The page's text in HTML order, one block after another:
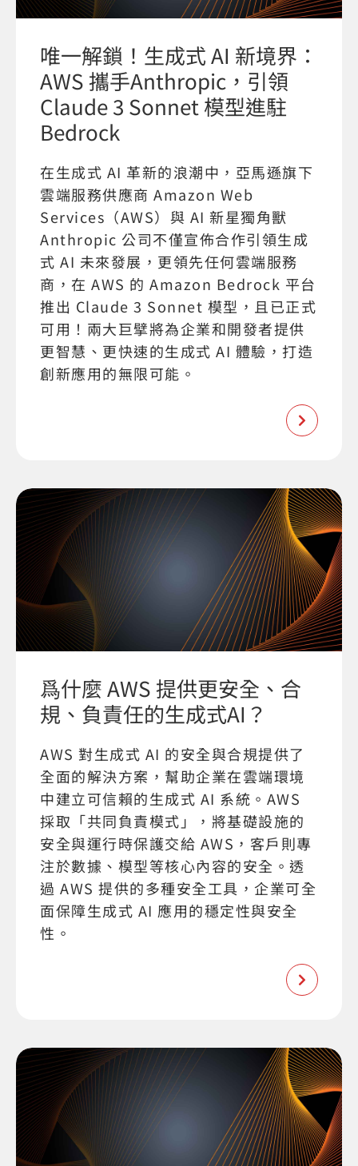
唯一解鎖！生成式 AI 新境界：
AWS 攜手Anthropic，引領
Claude 3 Sonnet 模型進駐
Bedrock
在生成式 AI 革新的浪潮中，亞馬遜旗下
雲端服務供應商 Amazon Web
Services（AWS）與 AI 新星獨角獸
Anthropic 公司不僅宣佈合作引領生成
式 AI 未來發展，更領先任何雲端服務
商，在 AWS 的 Amazon Bedrock 平台
推出 Claude 3 Sonnet 模型，且已正式
可用！兩大巨擘將為企業和開發者提供
更智慧、更快速的生成式 AI 體驗，打造
創新應用的無限可能。
爲什麼 AWS 提供更安全、合
規、負責任的生成式AI？
AWS 對生成式 AI 的安全與合規提供了
全面的解決方案，幫助企業在雲端環境
中建立可信賴的生成式 AI 系統。AWS
採取「共同負責模式」，將基礎設施的
安全與運行時保護交給 AWS，客戶則專
注於數據、模型等核心內容的安全。透
過 AWS 提供的多種安全工具，企業可全
面保障生成式 AI 應用的穩定性與安全
性。